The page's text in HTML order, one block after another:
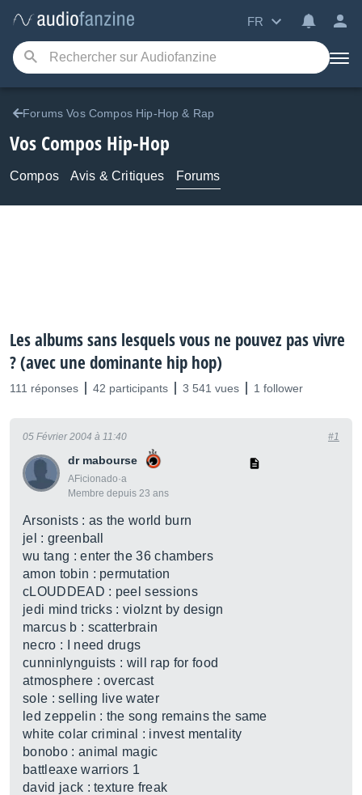
FR
Forums Vos Compos Hip-Hop & Rap
Vos Compos Hip-Hop
Compos Avis & Critiques Forums
Les albums sans lesquels vous ne pouvez pas vivre
? (avec une dominante hip hop)
111 réponses 42 participants 3 541 vues 1 follower
dr mabourse
AFicionado·a
Membre depuis 23 ans
05 Février 2004 à 11:40 #1
Arsonists : as the world burn
jel : greenball
wu tang : enter the 36 chambers
amon tobin : permutation
cLOUDDEAD : peel sessions
jedi mind tricks : violznt by design
marcus b : scatterbrain
necro : I need drugs
cunninlynguists : will rap for food
atmosphere : overcast
sole : selling live water
led zeppelin : the song remains the same
white colar criminal : invest mentality
bonobo : animal magic
battleaxe warriors 1
david jack : texture freak